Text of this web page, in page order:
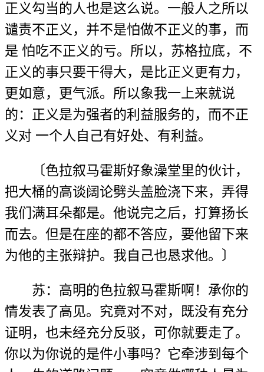
正义勾当的人也是这么说。一般人之所以
谴责不正义，并不是怕做不正义的事，而
是 怕吃不正义的亏。所以，苏格拉底，不
正义的事只要干得大，是比正义更有力，
更如意，更气派。所以象我一上来就说
的：正义是为强者的利益服务的，而不正
义对 一个人自己有好处、有利益。
〔色拉叙马霍斯好象澡堂里的伙计，
把大桶的高谈阔论劈头盖脸浇下来，弄得
我们满耳朵都是。他说完之后，打算扬长
而去。但是在座的都不答应，要他留下来
为他的主张辩护。我自己也恳求他。〕
苏：高明的色拉叙马霍斯啊！承你的
情发表了高见。究竟对不对，既没有充分
证明，也未经充分反驳，可你就要走了。
你以为你说的是件小事吗？它牵涉到每个